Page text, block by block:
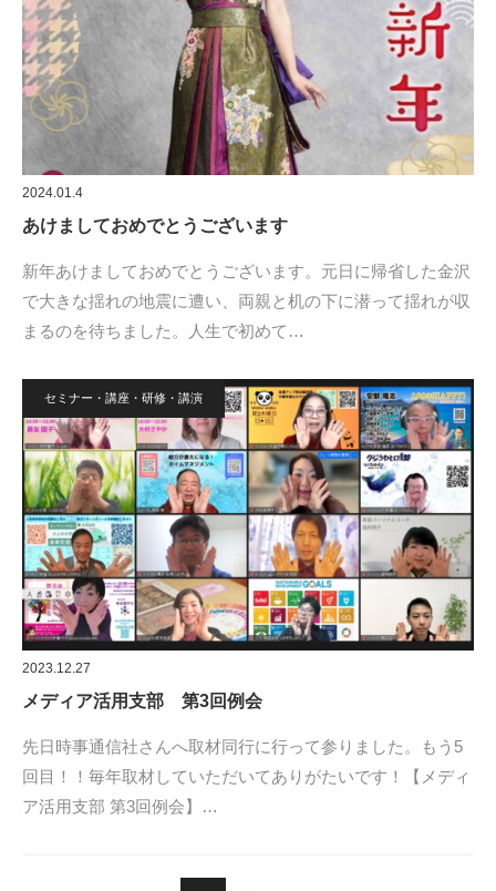
2024.01.4
あけましておめでとうございます
新年あけましておめでとうございます。元日に帰省した金沢
で大きな揺れの地震に遭い、両親と机の下に潜って揺れが収
まるのを待ちました。人生で初めて…
セミナー・講座・研修・講演
2023.12.27
メディア活用支部 第3回例会
先日時事通信社さんへ取材同行に行って参りました。もう5
回目！！毎年取材していただいてありがたいです！【メディ
ア活用支部 第3回例会】…